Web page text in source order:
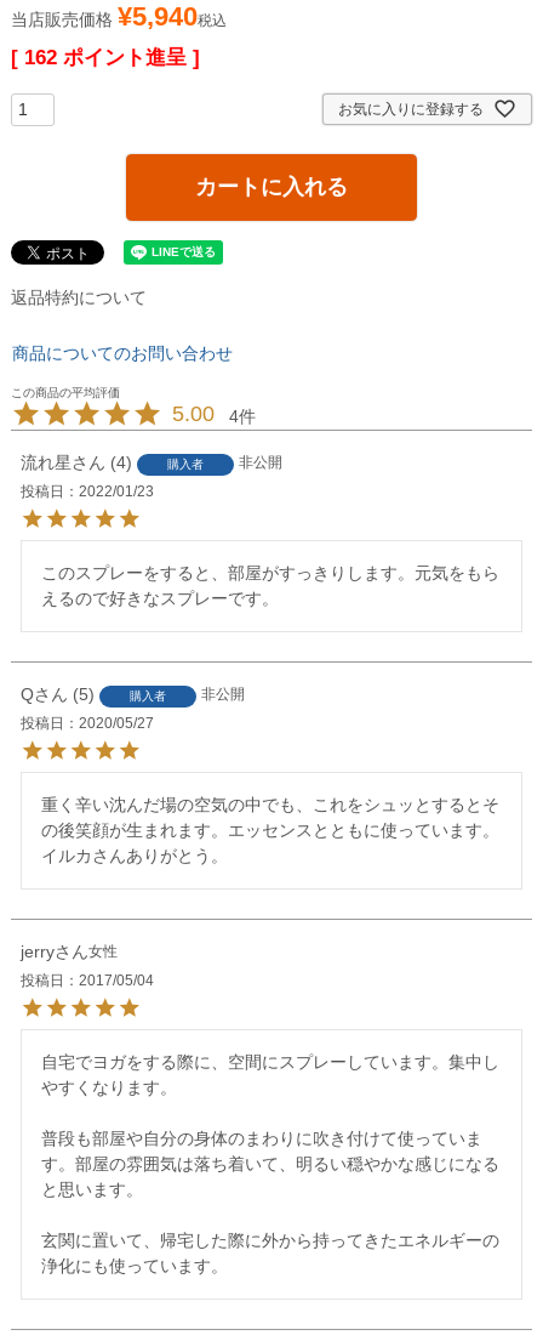
当店販売価格 ¥5,940税込
[ 162 ポイント進呈 ]
お気に入りに登録する
カートに入れる
返品特約について
商品についてのお問い合わせ
5.00 4
流れ星 4 購入者
非公開
投稿日
2022/01/23
このスプレーをすると、部屋がすっきりします。元気をもら
えるので好きなスプレーです。
Q 5 購入者
非公開
投稿日
2020/05/27
重く辛い沈んだ場の空気の中でも、これをシュッとするとそ
の後笑顔が生まれます。エッセンスとともに使っています。
イルカさんありがとう。
jerry
女性
投稿日
2017/05/04
自宅でヨガをする際に、空間にスプレーしています。集中し
やすくなります。
普段も部屋や自分の身体のまわりに吹き付けて使っていま
す。部屋の雰囲気は落ち着いて、明るい穏やかな感じになる
と思います。
玄関に置いて、帰宅した際に外から持ってきたエネルギーの